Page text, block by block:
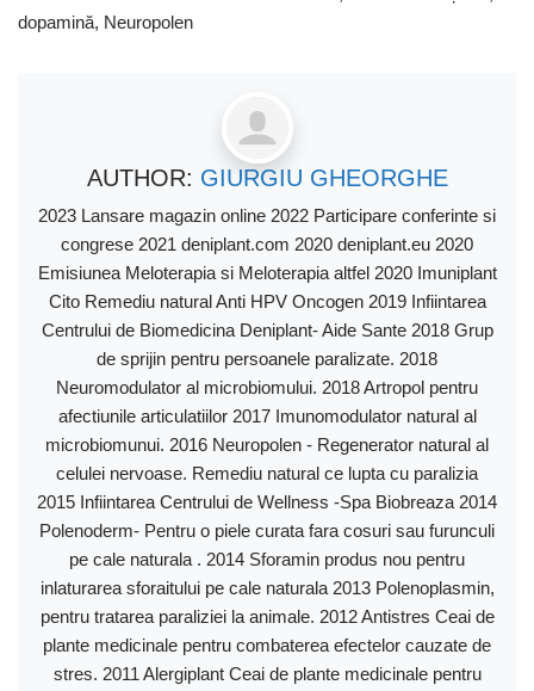
dopamină, Neuropolen
AUTHOR: GIURGIU GHEORGHE
2023 Lansare magazin online 2022 Participare conferinte si
congrese 2021 deniplant.com 2020 deniplant.eu 2020
Emisiunea Meloterapia si Meloterapia altfel 2020 Imuniplant
Cito Remediu natural Anti HPV Oncogen 2019 Infiintarea
Centrului de Biomedicina Deniplant- Aide Sante 2018 Grup
de sprijin pentru persoanele paralizate. 2018
Neuromodulator al microbiomului. 2018 Artropol pentru
afectiunile articulatiilor 2017 Imunomodulator natural al
microbiomunui. 2016 Neuropolen - Regenerator natural al
celulei nervoase. Remediu natural ce lupta cu paralizia
2015 Infiintarea Centrului de Wellness -Spa Biobreaza 2014
Polenoderm- Pentru o piele curata fara cosuri sau furunculi
pe cale naturala . 2014 Sforamin produs nou pentru
inlaturarea sforaitului pe cale naturala 2013 Polenoplasmin,
pentru tratarea paraliziei la animale. 2012 Antistres Ceai de
plante medicinale pentru combaterea efectelor cauzate de
stres. 2011 Alergiplant Ceai de plante medicinale pentru